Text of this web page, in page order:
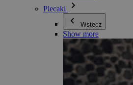
Plecaki
Wstecz
Show more